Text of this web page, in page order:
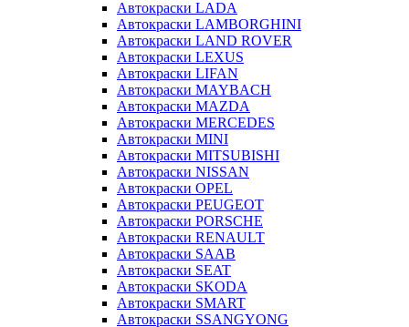
Автокраски LADA
Автокраски LAMBORGHINI
Автокраски LAND ROVER
Автокраски LEXUS
Автокраски LIFAN
Автокраски MAYBACH
Автокраски MAZDA
Автокраски MERCEDES
Автокраски MINI
Автокраски MITSUBISHI
Автокраски NISSAN
Автокраски OPEL
Автокраски PEUGEOT
Автокраски PORSCHE
Автокраски RENAULT
Автокраски SAAB
Автокраски SEAT
Автокраски SKODA
Автокраски SMART
Автокраски SSANGYONG